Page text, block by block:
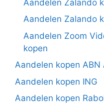
Aandelen Zalando
Aandelen Zalando
Aandelen Zoom
kopen
Aandelen kopen ABN
Aandelen kopen ING
Aandelen kopen